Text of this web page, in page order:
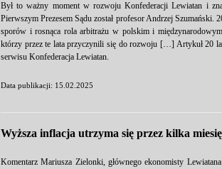
Był to ważny moment w rozwoju Konfederacji Lewiatan i
Pierwszym Prezesem Sądu został profesor Andrzej
sporów i rosnąca rola arbitrażu w polskim i
którzy przez te lata przyczynili się do rozwoju […] Artykuł 20
serwisu Konfederacja Lewiatan.
Data publikacji: 15.02.2025
Wyższa inflacja utrzyma się przez kilka
Komentarz Mariusza Zielonki, głównego ekonomisty